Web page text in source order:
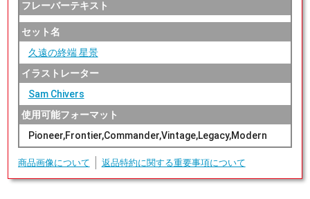
フレーバーテキスト
セット名
久遠の終端 星景
イラストレーター
Sam Chivers
使用可能フォーマット
Pioneer,Frontier,Commander,Vintage,Legacy,Modern
商品画像について 返品特約に関する重要事項について